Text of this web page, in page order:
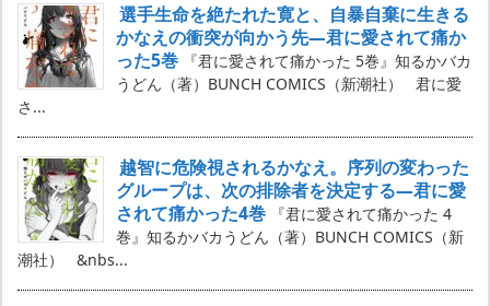
選手生命を絶たれた寛と、自暴自棄に生きる
かなえの衝突が向かう先―君に愛されて痛か
った5巻
『君に愛されて痛かった 5巻』知るかバカ
うどん（著）BUNCH COMICS（新潮社） 君に愛
さ...
越智に危険視されるかなえ。序列の変わった
グループは、次の排除者を決定する―君に愛
されて痛かった4巻
『君に愛されて痛かった 4
巻』知るかバカうどん（著）BUNCH COMICS（新
潮社） &nbs...